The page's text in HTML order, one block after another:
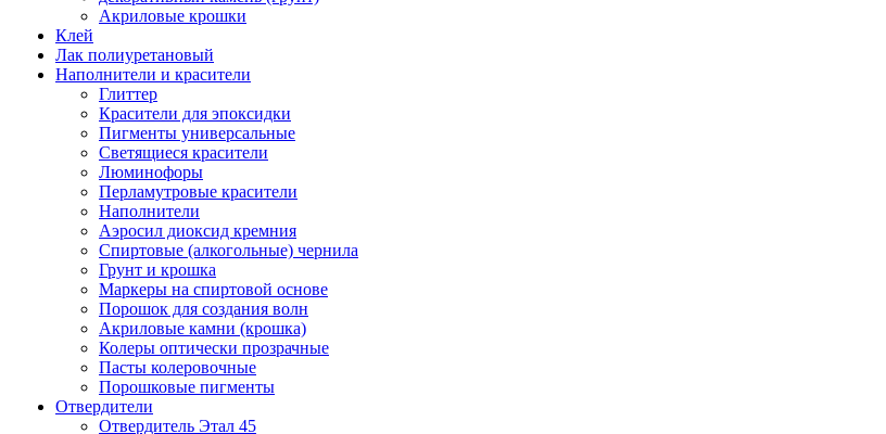
Акриловые крошки
Клей
Лак полиуретановый
Наполнители и красители
Глиттер
Красители для эпоксидки
Пигменты универсальные
Светящиеся красители
Люминофоры
Перламутровые красители
Наполнители
Аэросил диоксид кремния
Спиртовые (алкогольные) чернила
Грунт и крошка
Маркеры на спиртовой основе
Порошок для создания волн
Акриловые камни (крошка)
Колеры оптически прозрачные
Пасты колеровочные
Порошковые пигменты
Отвердители
Отвердитель Этал 45